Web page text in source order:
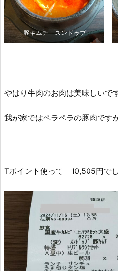
豚キムチ スンドゥブ
やはり牛肉のお肉は美味しいで
我が家ではペラペラの豚肉です
Tポイント使って 10,505円でし